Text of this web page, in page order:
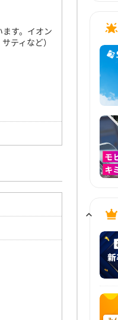
す。イオン
ティなど）